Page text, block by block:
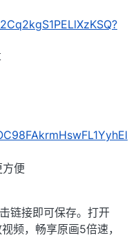
方便
链接即可保存。打开
频，畅享原画5倍速，